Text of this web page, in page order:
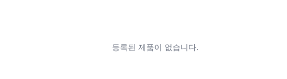
등록된 제품이 없습니다.